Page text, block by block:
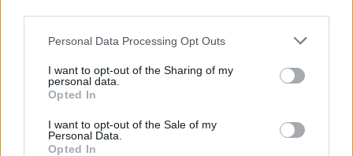
Please note that this website/app uses one or more Google
not limited to your visit or usage behaviour. You may click to
grant or deny consent to Google and its third-party tags to
use your data for below specified purposes in below Google
consent section.
Personal Data Processing Opt Outs
I want to opt-out of the Sharing of my
personal data.
Opted In
I want to opt-out of the Sale of my
Personal Data.
Opted In
Bourses européennes : l’impact des négociations sur le détroit
d’Ormuz
Thomas Lefevre · 6 Août 2026